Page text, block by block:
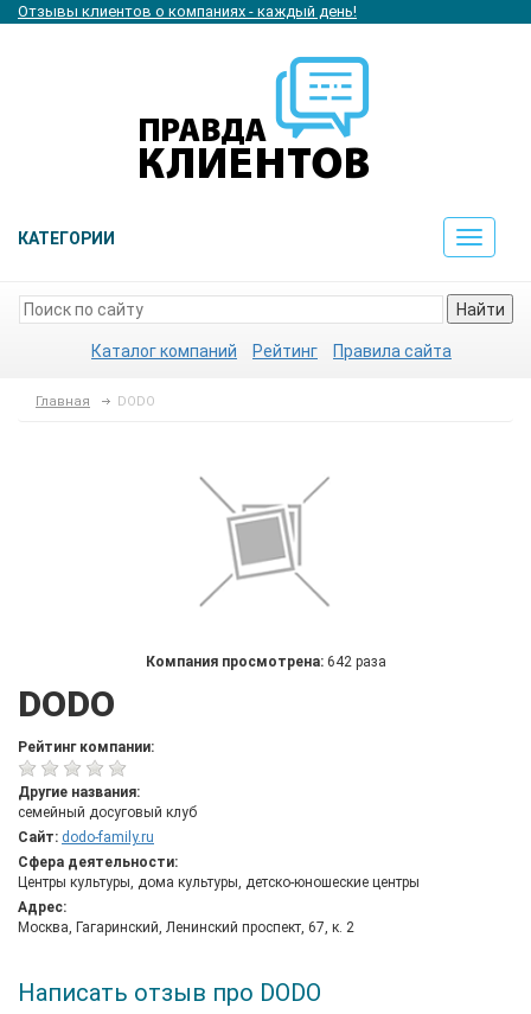
Отзывы клиентов о компаниях - каждый день!
КАТЕГОРИИ
Toggle
Найти
Каталог компаний Рейтинг Правила сайта
Главная DODO
Компания просмотрена: 642 раза
DODO
Рейтинг компании:
Другие названия:
семейный досуговый клуб
Сайт: dodo-family.ru
Сфера деятельности:
Центры культуры, дома культуры, детско-юношеские центры
Адрес:
Москва, Гагаринский, Ленинский проспект, 67, к. 2
Написать отзыв про DODO